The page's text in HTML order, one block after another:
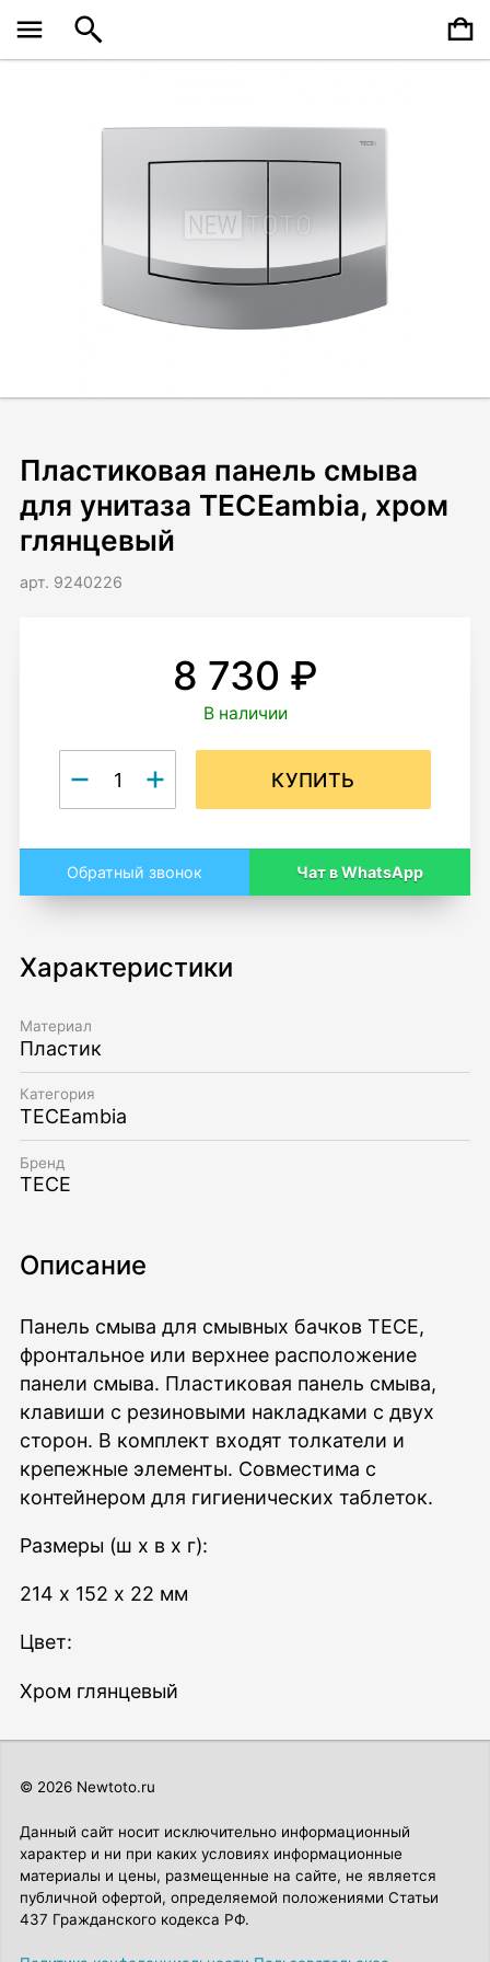
Пластиковая панель смыва
для унитаза TECEambia, хром
глянцевый
арт. 9240226
8 730 ₽
В наличии
КУПИТЬ
Обратный звонок Чат в WhatsApp
Описание
Панель смыва для смывных бачков TECE,
фронтальное или верхнее расположение
панели смыва. Пластиковая панель смыва,
клавиши с резиновыми накладками с двух
сторон. В комплект входят толкатели и
крепежные элементы. Совместима с
контейнером для гигиенических таблеток.
Размеры (ш x в x г):
214 x 152 x 22 мм
Цвет:
Хром глянцевый
Характеристики
Материал
Пластик
Категория
TECEambia
Бренд
TECE
© 2026 Newtoto.ru
Данный сайт носит исключительно информационный
характер и ни при каких условиях информационные
материалы и цены, размещенные на сайте, не является
публичной офертой, определяемой положениями Статьи
437 Гражданского кодекса РФ.